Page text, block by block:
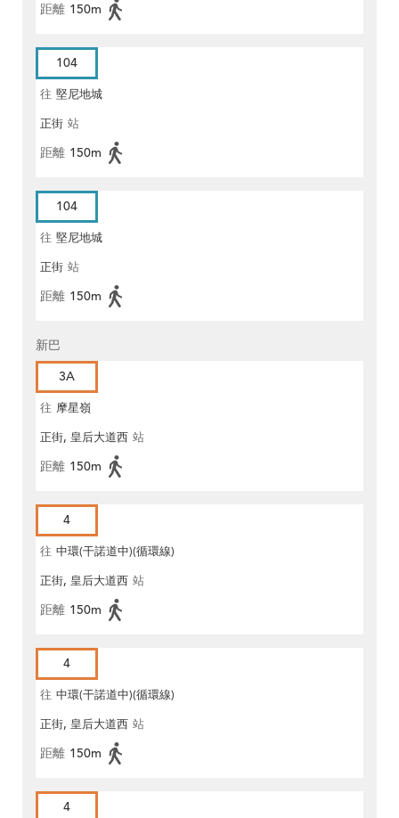
距離 150m
104
往 堅尼地城
正街 站
距離 150m
104
往 堅尼地城
正街 站
距離 150m
新巴
3A
往 摩星嶺
正街, 皇后大道西 站
距離 150m
4
往 中環(干諾道中)(循環線)
正街, 皇后大道西 站
距離 150m
4
往 中環(干諾道中)(循環線)
正街, 皇后大道西 站
距離 150m
4